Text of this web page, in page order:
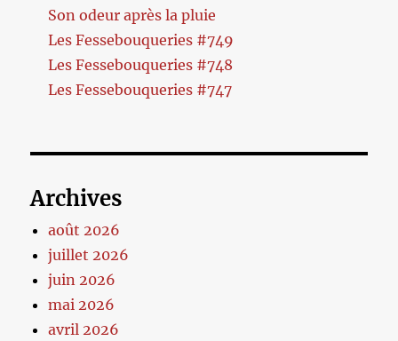
Son odeur après la pluie
Les Fessebouqueries #749
Les Fessebouqueries #748
Les Fessebouqueries #747
Archives
août 2026
juillet 2026
juin 2026
mai 2026
avril 2026